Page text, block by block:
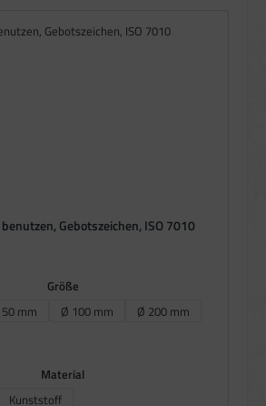
Gebotszeichen, ISO 7010
Größeauswählen
mm Ø 100 mm
Ø 200 mm
Material
Kunststoff